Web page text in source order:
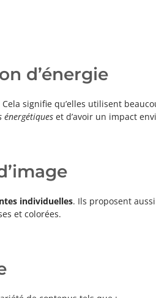
d’énergie
Cela signifie qu’elles utilisent
énergétiques et d’avoir un impact
individuelles. Ils proposent
et colorées.